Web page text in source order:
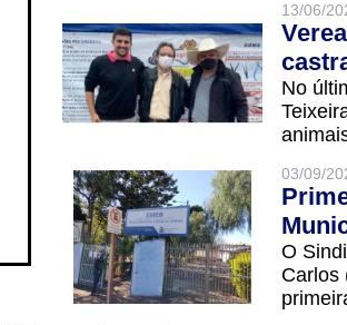
13/06/
No
03/09/
O
Carlos